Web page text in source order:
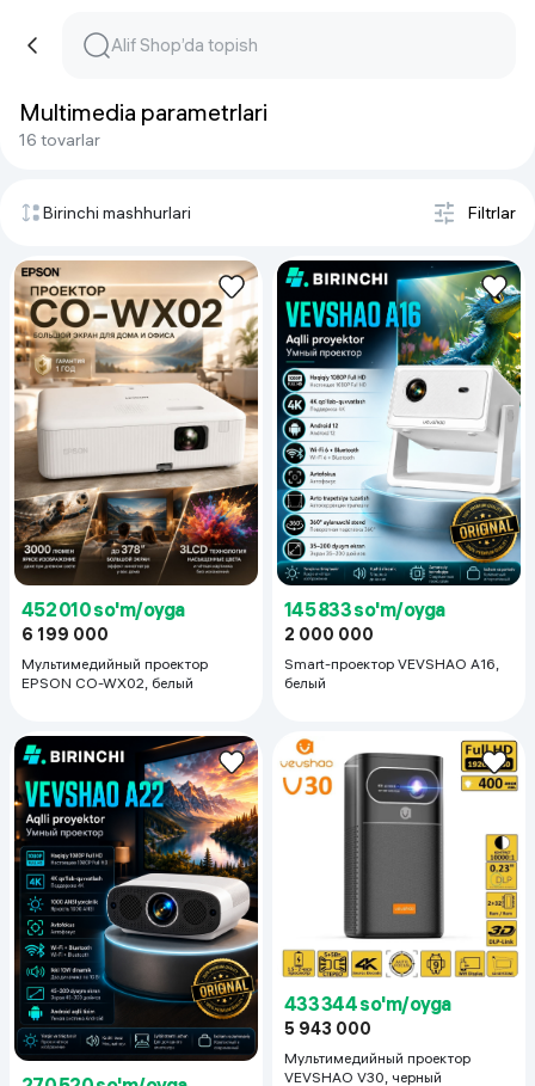
Multimedia parametrlari
16 tovarlar
Birinchi mashhurlari Filtrlar
452 010 so'm/oyga
6 199 000
Мультимедийный проектор
EPSON CO-WX02, белый
145 833 so'm/oyga
2 000 000
Smart-проектор VEVSHAO A16,
белый
433 344 so'm/oyga
5 943 000
Мультимедийный проектор
VEVSHAO V30, черный